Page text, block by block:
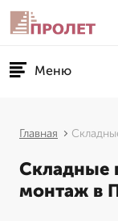
Меню
Главная
Складные
монтаж в